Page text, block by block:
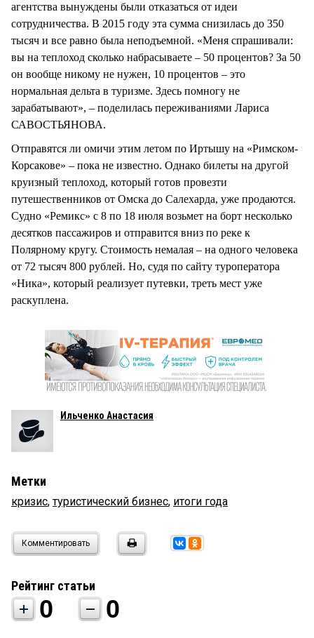
агентства вынуждены были отказаться от идеи
сотрудничества. В 2015 году эта сумма снизилась до 350
тысяч и все равно была неподъемной. «Меня спрашивали:
вы на теплоход сколько набрасываете – 50 процентов? За 50
он вообще никому не нужен, 10 процентов – это
нормальная дельта в туризме. Здесь помногу не
зарабатывают», – поделилась переживаниями Лариса
САВОСТЬЯНОВА.
Отправятся ли омичи этим летом по Иртышу на «Римском-
Корсакове» – пока не известно. Однако билеты на другой
круизный теплоход, который готов провезти
путешественников от Омска до Салехарда, уже продаются.
Судно «Ремикс» с 8 по 18 июля возьмет на борт несколько
десятков пассажиров и отправится вниз по реке к
Полярному кругу. Стоимость немалая – на одного человека
от 72 тысяч 800 рублей. Но, судя по сайту туроператора
«Ника», который реализует путевки, треть мест уже
раскуплена.
Ильченко Анастасия
Метки
кризис,туристический бизнес, итоги года
Комментировать
Рейтинг статьи
0 0